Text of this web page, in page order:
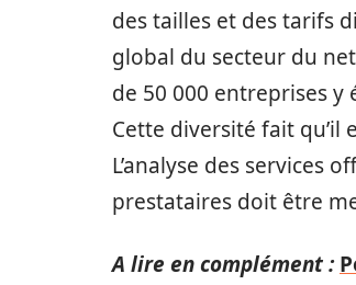
des tailles et des tarifs
global du secteur du
de 50 000 entreprises
Cette diversité fait qu’il
L’analyse des services
prestataires doit être
A lire en complément :